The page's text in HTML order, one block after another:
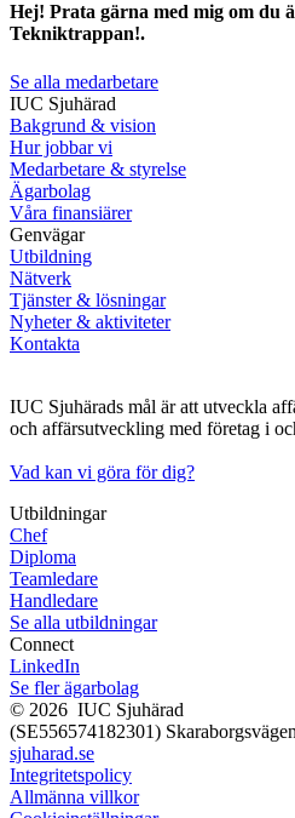
Hej! Prata gärna med mig om du
Tekniktrappan!.
Se alla medarbetare
IUC Sjuhärad
Bakgrund & vision
Hur jobbar vi
Medarbetare & styrelse
Ägarbolag
Våra finansiärer
Genvägar
Utbildning
Nätverk
Tjänster & lösningar
Nyheter & aktiviteter
Kontakta
IUC Sjuhärads mål är att utveckla
och affärsutveckling med företag i
Vad kan vi göra för dig?
Utbildningar
Chef
Diploma
Teamledare
Handledare
Se alla utbildningar
Connect
LinkedIn
Se fler ägarbolag
© 2026 IUC Sjuhärad
(SE556574182301)
sjuharad.se
Integritetspolicy
Allmänna villkor